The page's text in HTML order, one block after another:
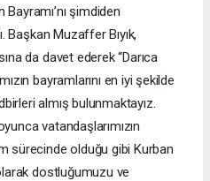
şimdiden
Başkan Muzaffer Bıyık,
da davet ederek “Darıca
bayramlarını en iyi şekilde
almış bulunmaktayız.
vatandaşlarımızın
sürecinde olduğu gibi Kurban
dostluğumuzu ve